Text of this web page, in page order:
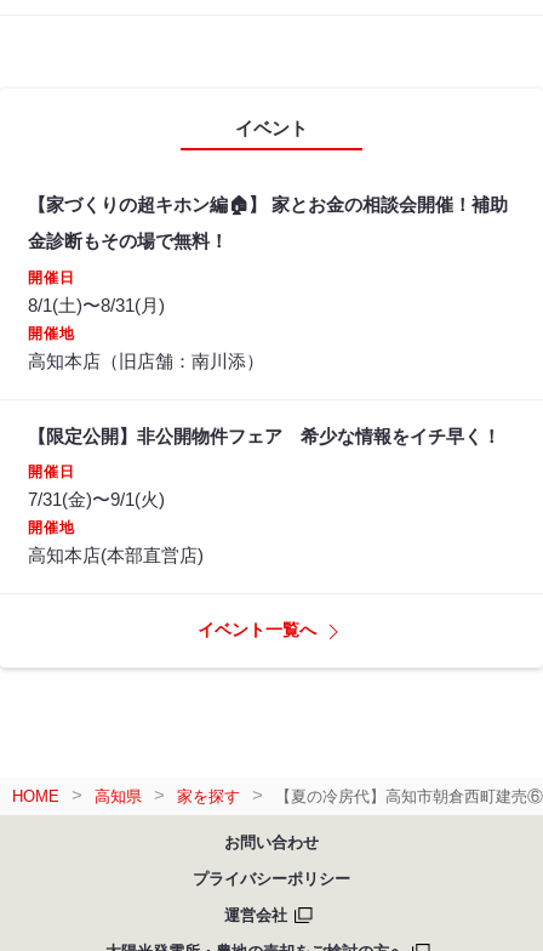
イベント
【家づくりの超キホン編🏠】 家とお金の相談会開催！補助
金診断もその場で無料！
開催日
8/1(土)〜8/31(月)
開催地
高知本店（旧店舗：南川添）
【限定公開】非公開物件フェア 希少な情報をイチ早く！
開催日
7/31(金)〜9/1(火)
開催地
高知本店(本部直営店)
イベント一覧へ
HOME 高知県 家を探す 【夏の冷房代】高知市朝倉西町建
お問い合わせ
プライバシーポリシー
運営会社